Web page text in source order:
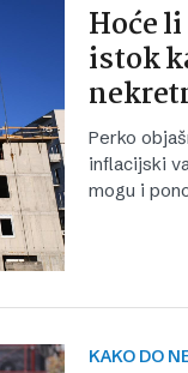
Hoće
istok
Perko
inflacijski
mogu i
KAKO DO